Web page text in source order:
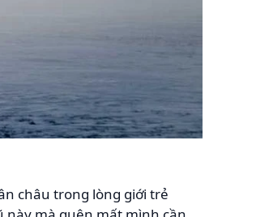
châu trong lòng giới trẻ